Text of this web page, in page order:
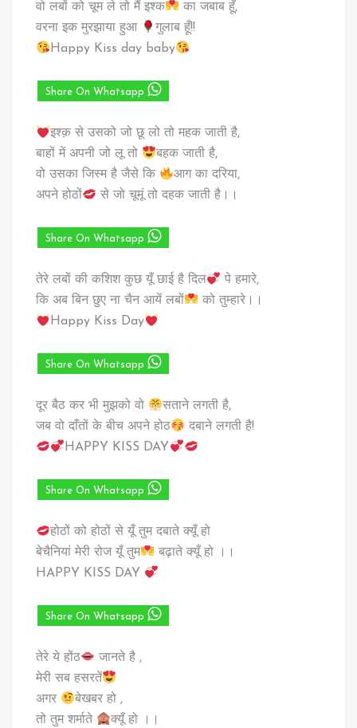
वो लबों को चूम ले तो मैं इश्क
का जबाब हूँ,
वरना इक मुरझाया हुआ
गुलाब हूँ!!
Happy Kiss day baby
Share On Whatsapp
इश्क़ से उसको जो छू लो तो महक जाती है,
बाहों में अपनी जो लू तो
बहक जाती है,
वो उसका जिस्म है जैसे कि
आग का दरिया,
अपने होठों
से जो चूमूं तो दहक जाती है।।
Share On Whatsapp
तेरे लबों की कशिश कुछ यूँ छाई है दिल
पे हमारे,
कि अब बिन छुए ना चैन आयें लबों
को तुम्हारे।।
Happy Kiss Day
Share On Whatsapp
दूर बैठ कर भी मुझको वो
सताने लगती है,
जब वो दाँतों के बीच अपने होठ
दबाने लगती है!
HAPPY KISS DAY
Share On Whatsapp
होठों को होठों से यूँ तुम दबाते क्यूँ हो
बेचैनियां मेरी रोज यूँ तुम
बढ़ाते क्यूँ हो ।।
HAPPY KISS DAY
Share On Whatsapp
तेरे ये होंठ
जानते है ,
मेरी सब हसरतें
अगर
बेखबर हो ,
तो तुम शर्माते
क्यूँ हो ।।